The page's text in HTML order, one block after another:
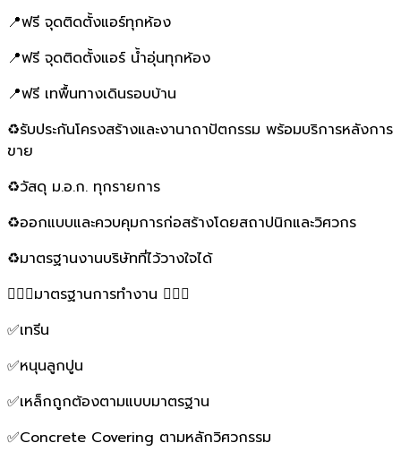
📍ฟรี จุดติดตั้งแอร์ทุกห้อง
📍ฟรี จุดติดตั้งแอร์ น้ำอุ่นทุกห้อง
📍ฟรี เทพื้นทางเดินรอบบ้าน
♻️รับประกันโครงสร้างและงานาถาปัตกรรม พร้อมบริการหลังการ
ขาย
♻️วัสดุ ม.อ.ก. ทุกรายการ
♻️ออกแบบและควบคุมการก่อสร้างโดยสถาปนิกและวิศวกร
♻️มาตรฐานงานบริษัทที่ไว้วางใจได้
👷🏻‍♂️มาตรฐานการทำงาน 👷🏻‍♂️
✅เทรีน
✅หนุนลูกปูน
✅เหล็กถูกต้องตามแบบมาตรฐาน
✅Concrete Covering ตามหลักวิศวกรรม